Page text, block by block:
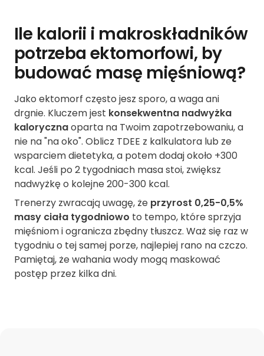
Ile kalorii i makroskładników
potrzeba ektomorfowi, by
budować masę mięśniową?
Jako ektomorf często jesz sporo, a waga ani
drgnie. Kluczem jest konsekwentna nadwyżka
kalorycznaoparta na Twoim zapotrzebowaniu, a
nie na "na oko". Oblicz TDEE z kalkulatora lub ze
wsparciem dietetyka, a potem dodaj około +300
kcal. Jeśli po 2 tygodniach masa stoi, zwiększ
nadwyżkę o kolejne 200-300 kcal.
Trenerzy zwracają uwagę, że przyrost 0,25-0,5%
masy ciała tygodniowo to tempo, które sprzyja
mięśniom i ogranicza zbędny tłuszcz. Waż się raz w
tygodniu o tej samej porze, najlepiej rano na czczo.
Pamiętaj, że wahania wody mogą maskować
postęp przez kilka dni.